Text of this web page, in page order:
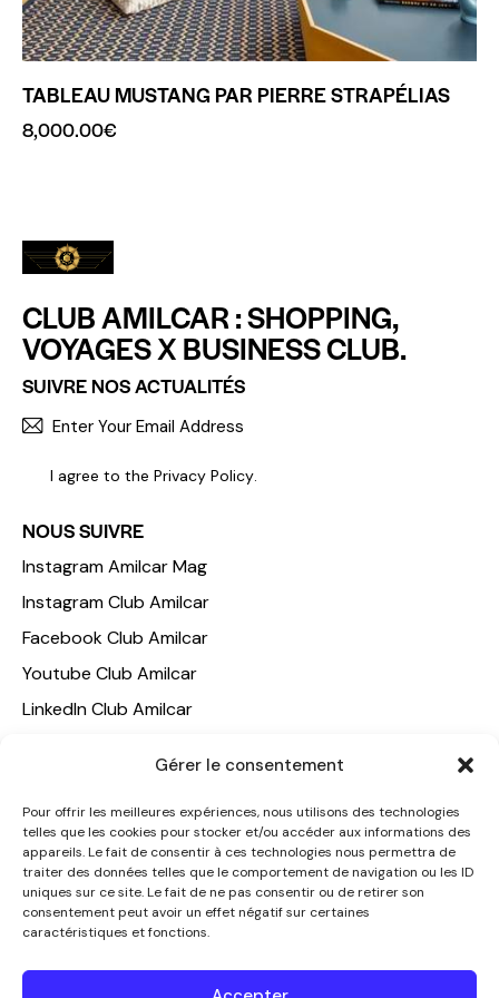
Gérer le consentement
Pour offrir les meilleures expériences, nous utilisons des technologies
telles que les cookies pour stocker et/ou accéder aux informations des
appareils. Le fait de consentir à ces technologies nous permettra de
traiter des données telles que le comportement de navigation ou les ID
uniques sur ce site. Le fait de ne pas consentir ou de retirer son
consentement peut avoir un effet négatif sur certaines
caractéristiques et fonctions.
TABLEAU MUSTANG PAR PIERRE STRAPÉLIAS
8,000.00€
CLUB AMILCAR : SHOPPING,
VOYAGES X BUSINESS CLUB.
SUIVRE NOS ACTUALITÉS
I agree to the Privacy Policy
NOUS SUIVRE
Instagram Amilcar Mag
Instagram Club Amilcar
Facebook Club Amilcar
Youtube Club Amilcar
LinkedIn Club Amilcar
NOTRE GROUPE
ACCUEIL
AMILCAR TRAVEL CLUB
CLUB AMILCAR, Club d'affaires international
AGENCE MEDIANE
CONTACT